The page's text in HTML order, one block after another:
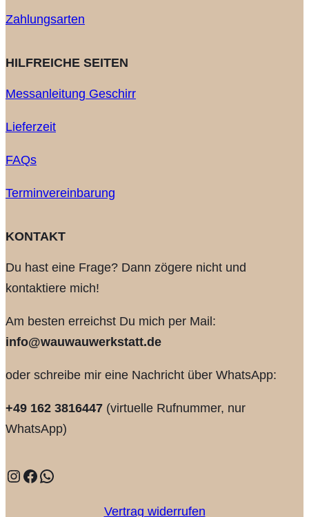
Zahlungsarten
HILFREICHE SEITEN
Messanleitung Geschirr
Lieferzeit
FAQs
Terminvereinbarung
KONTAKT
Du hast eine Frage? Dann zögere nicht und
kontaktiere mich!
Am besten erreichst Du mich per Mail:
info@wauwauwerkstatt.de
oder schreibe mir eine Nachricht über WhatsApp:
+49 162 3816447 (virtuelle Rufnummer, nur
WhatsApp)
Instagram Facebook WhatsApp
Vertrag widerrufen